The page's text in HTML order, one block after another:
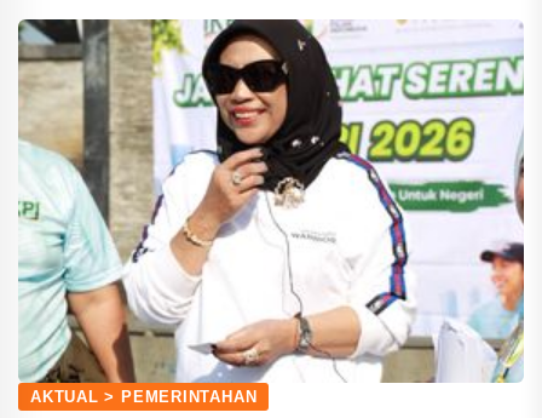
AKTUAL > PEMERINTAHAN